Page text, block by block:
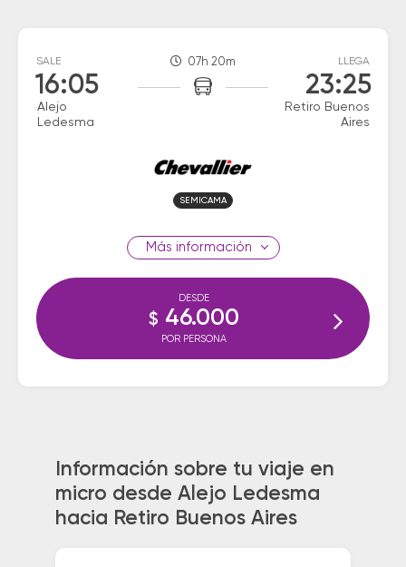
SALE
16:05
Alejo
Ledesma
07h 20m LLEGA
23:25
Retiro Buenos
Aires
SEMICAMA
información
DESDE
$ 46.000
POR PERSONA
Información sobre tu viaje en
micro desde Alejo Ledesma
hacia Retiro Buenos Aires